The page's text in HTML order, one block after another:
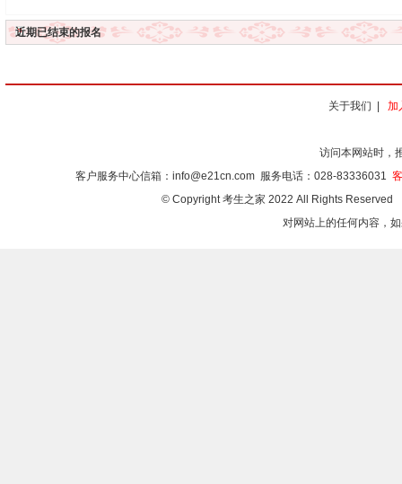
近期已结束的报名
关于我们 加
访问本网站时，
客户服务中心信箱： info@e21cn.com 服务电话：028-83336031
©Copyright 考生之家 2022 All Rights
对网站上的任何内容，